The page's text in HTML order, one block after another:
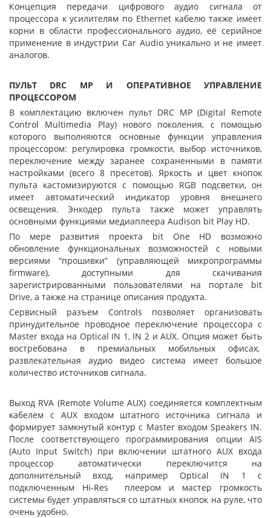
Концепция передачи цифрового аудио сигнала от
процессора к усилителям по Ethernet кабелю также имеет
корни в области профессионального аудио, её серийное
применение в индустрии Car Audio уникально и не имеет
аналогов.
ПУЛЬТ DRC MP И ОПЕРАТИВНОЕ УПРАВЛЕНИЕ
ПРОЦЕССОРОМ
В комплектацию включен пульт DRC MP (Digital Remote
Control Multimedia Play) нового поколения, с помощью
которого выполняются основные функции управления
процессором: регулировка громкости, выбор источников,
переключение между заранее сохраненными в памяти
настройками (всего 8 пресетов). Яркость и цвет кнопок
пульта кастомизируются с помощью RGB подсветки, он
имеет автоматический индикатор уровня внешнего
освещения. Энкодер пульта также может управлять
основными функциями медиаплеера Audison bit Play HD.
По мере развития проекта bit One HD возможно
обновление функциональных возможностей с новыми
версиями “прошивки” (управляющей микропрограммы
firmware), доступными для скачивания
зарегистрированными пользователями на портале bit
Drive, а также на странице описания продукта.
Сервисный разъем Controls позволяет организовать
принудительное проводное переключение процессора с
Master входа на Optical IN 1, IN 2 и AUX. Опция может быть
востребована в премиальных мобильных офисах,
развлекательная аудио видео система имеет большое
количество источников сигнала.
Выход RVA (Remote Volume AUX) соединяется комплектным
кабелем с AUX входом штатного источника сигнала и
формирует замкнутый контур с Master входом Speakers IN.
После соответствующего программирования опции AIS
(Auto Input Switch) при включении штатного AUX входа
процессор автоматически переключится на
дополнительный вход, например Optical IN 1 с
подключенным Hi-Res плеером и мастер громкость
системы будет управляться со штатных кнопок на руле, что
очень удобно.